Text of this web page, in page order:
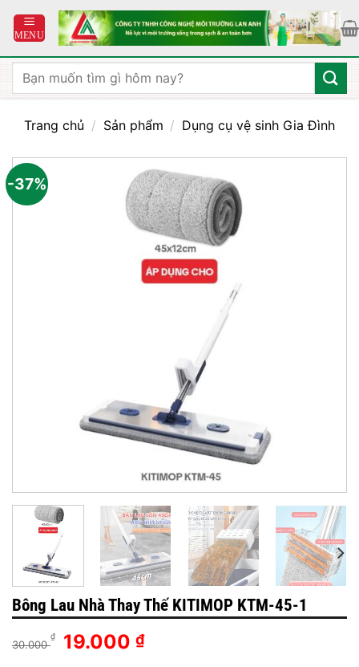
qua
dung
Tìm
kiếm:
Trang chủ / Sản phẩm / Dụng cụ vệ sinh Gia Đình
-37%
Bông Lau Nhà Thay Thế KITIMOP KTM-45-1
30.000
₫
Giá
19.000 ₫Giá